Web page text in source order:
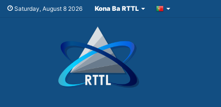
Saturday, August 8 2026 Kona Ba RTTL